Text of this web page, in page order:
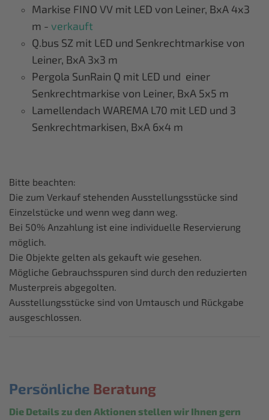
Markise FINO VV mit LED von Leiner, BxA 4x3
m - verkauft
Q.bus SZ mit LED und Senkrechtmarkise von
Leiner, BxA 3x3 m
Pergola SunRain Q mit LED und einer
Senkrechtmarkise von Leiner, BxA 5x5 m
Lamellendach WAREMA L70 mit LED und 3
Senkrechtmarkisen, BxA 6x4 m
Bitte beachten:
Die zum Verkauf stehenden Ausstellungsstücke sind
Einzelstücke und wenn weg dann weg.
Bei 50% Anzahlung ist eine individuelle Reservierung
möglich.
Die Objekte gelten als gekauft wie gesehen.
Mögliche Gebrauchsspuren sind durch den reduzierten
Musterpreis abgegolten.
Ausstellungsstücke sind von Umtausch und Rückgabe
ausgeschlossen.
Persönliche Beratung
Die Details zu den Aktionen stellen wir Ihnen gern